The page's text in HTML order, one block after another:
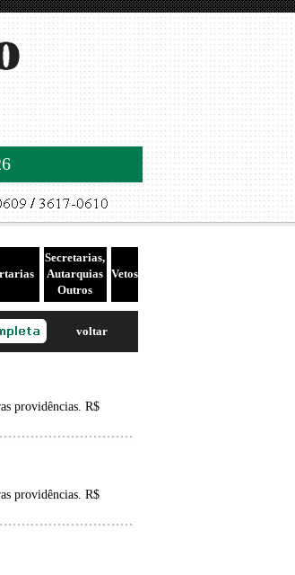
Secretarias,
Autarquias
Outros
Vetos
voltar
providências. R$
providências. R$